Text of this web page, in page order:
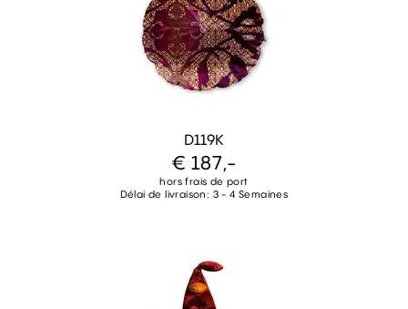
D119K
€ 187,-
hors frais de port
Délai de livraison: 3 - 4 Semaines